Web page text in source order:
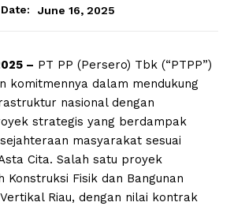
Date:
June 16, 2025
– PT PP (Persero) Tbk (“PTPP”)
komitmennya dalam mendukung
nasional dengan
strategis yang berdampak
masyarakat sesuai
Cita. Salah satu proyek
Fisik dan Bangunan
Riau, dengan nilai kontrak